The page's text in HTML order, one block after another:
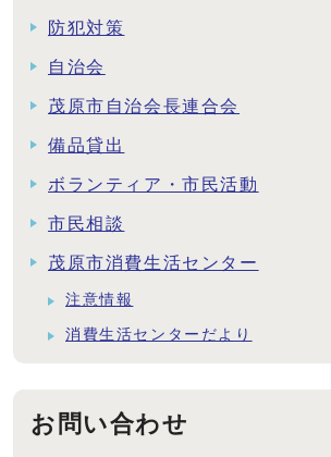
防犯対策
自治会
茂原市自治会長連合会
備品貸出
ボランティア・市民活動
市民相談
茂原市消費生活センター
注意情報
消費生活センターだより
お問い合わせ